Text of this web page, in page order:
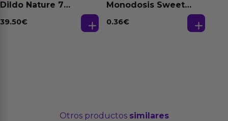
Dildo Nature 7
Natural
39.50€
Monodosis Sweet
Base Agua 4 ml
0.36€
Otros productos similares